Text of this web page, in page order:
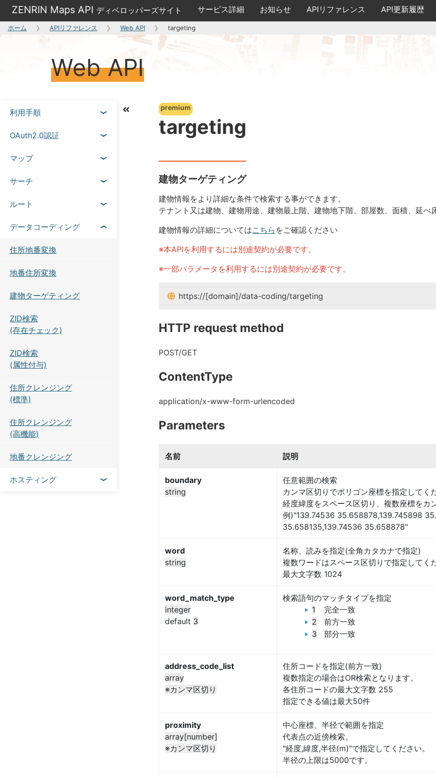
ZENRIN Maps API ディベロッパーズサイト サービス詳細 お知らせ APIリファレンス API更新履歴
ホーム APIリファレンス Web API targeting
Web API
利用手順
OAuth2.0認証
マップ
サーチ
ルート
データコーディング
住所地番変換
地番住所変換
建物ターゲティング
ZID検索
(存在チェック)
ZID検索
(属性付与)
住所クレンジング
(標準)
住所クレンジング
(高機能)
地番クレンジング
ホスティング
premium
targeting
建物ターゲティング
建物情報をより詳細な条件で検索する事ができます。
テナント又は建物、建物用途、建物最上階、建物地下階、部屋数、面積、延べ
建物情報の詳細についてはこちら をご確認ください
※本APIを利用するには別途契約が必要です。
※一部パラメータを利用するには別途契約が必要です。
https://[domain]/data-coding/targeting
HTTP request method
POST/GET
ContentType
application/x-www-form-urlencoded
Parameters
名前 説明
boundary
string
任意範囲の検索
カンマ区切りでポリゴン座標を指定してく
経度緯度をスペース区切り、複数座標をカ
例)"139.74536 35.658878,139.745898
35.658135,139.74536 35.658878"
word
string
名称、読みを指定(全角カタカナで指定)
複数ワードはスペース区切りで指定してく
最大文字数 1024
word_match_type
integer
default 3
検索語句のマッチタイプを指定
1
完全一致
2
前方一致
3
部分一致
address_code_list
array
※カンマ区切り
住所コードを指定(前方一致)
複数指定の場合はOR検索となります。
各住所コードの最大文字数 255
指定できる値は最大50件
proximity
array[number]
※カンマ区切り
中心座標、半径で範囲を指定
代表点の近傍検索。
"経度,緯度,半径(m)"で指定してください。
半径の上限は5000です。